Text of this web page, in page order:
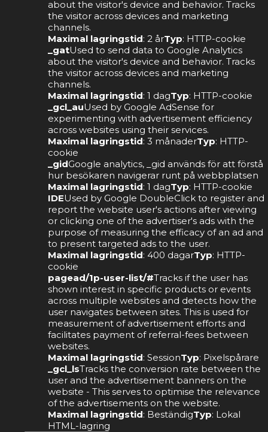
about the visitor's device and behavior. Tracks
the visitor across devices and marketing
channels.
Maximal lagringstid: 2 årTyp: HTTP-cookie
_gatUsed to send data to Google Analytics
about the visitor's device and behavior. Tracks
the visitor across devices and marketing
channels.
Maximal lagringstid: 1 dagTyp: HTTP-cookie
_gcl_auUsed by Google AdSense for
experimenting with advertisement efficiency
across websites using their services.
Maximal lagringstid: 3 månaderTyp: HTTP-
cookie
_gidGoogle analytics, _gid används för att förstå
hur besökaren navigerar runt på webbplatsen
Maximal lagringstid: 1 dagTyp: HTTP-cookie
IDEUsed by Google DoubleClick to register and
report the website user's actions after viewing
or clicking one of the advertiser's ads with the
purpose of measuring the efficacy of an ad and
to present targeted ads to the user.
Maximal lagringstid: 400 dagarTyp: HTTP-
cookie
pagead/1p-user-list/#Tracks if the user has
shown interest in specific products or events
across multiple websites and detects how the
user navigates between sites. This is used for
measurement of advertisement efforts and
facilitates payment of referral-fees between
websites.
Maximal lagringstid: SessionTyp: Pixelspårare
_gcl_lsTracks the conversion rate between the
user and the advertisement banners on the
website - This serves to optimise the relevance
of the advertisements on the website.
Maximal lagringstid: BeständigTyp: Lokal
HTML-lagring